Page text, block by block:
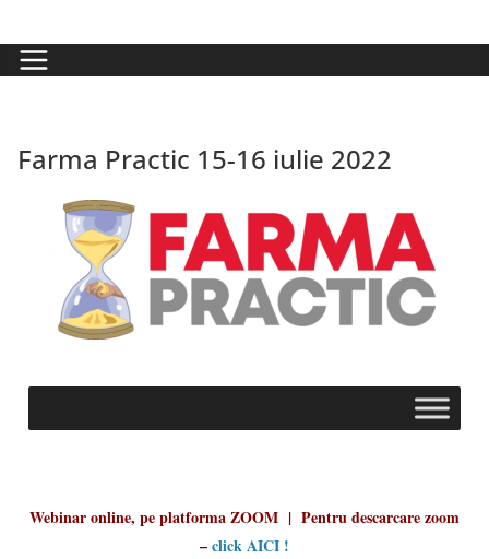
Farma Practic 15-16 iulie 2022
Webinar online, pe platforma ZOOM | Pentru descarcare zoom
–click AICI !